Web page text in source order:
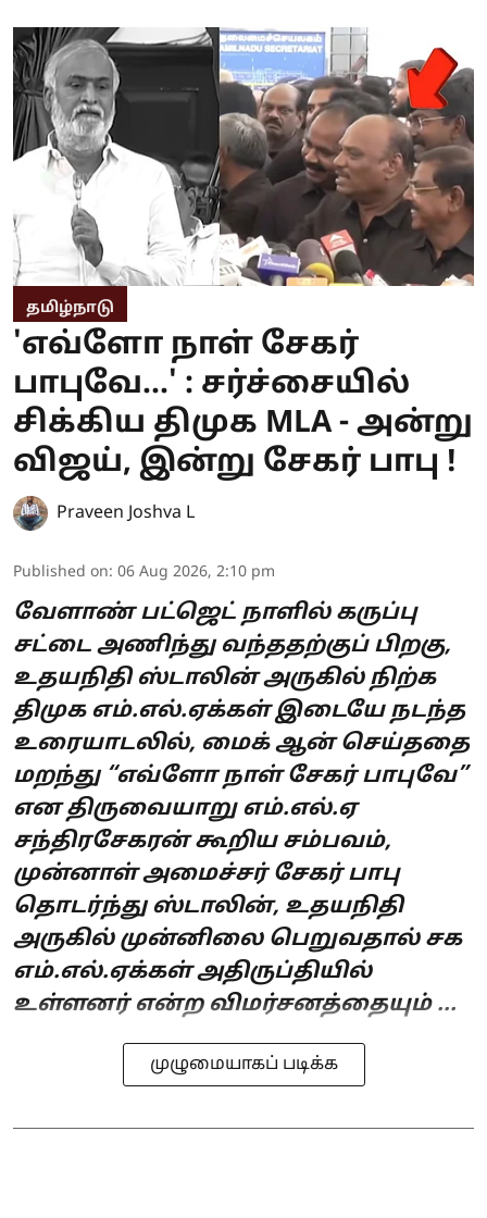
தமிழ்நாடு
'எவ்ளோ நாள் சேகர்
பாபுவே...' : சர்ச்சையில்
சிக்கிய திமுக MLA - அன்று
விஜய், இன்று சேகர் பாபு !
Praveen Joshva L
Published on: 06 Aug 2026, 2:10 pm
வேளாண் பட்ஜெட் நாளில் கருப்பு
சட்டை அணிந்து வந்ததற்குப் பிறகு,
உதயநிதி ஸ்டாலின் அருகில் நிற்க
திமுக எம்.எல்.ஏக்கள் இடையே நடந்த
உரையாடலில், மைக் ஆன் செய்ததை
மறந்து “எவ்ளோ நாள் சேகர் பாபுவே”
என திருவையாறு எம்.எல்.ஏ
சந்திரசேகரன் கூறிய சம்பவம்,
முன்னாள் அமைச்சர் சேகர் பாபு
தொடர்ந்து ஸ்டாலின், உதயநிதி
அருகில் முன்னிலை பெறுவதால் சக
எம்.எல்.ஏக்கள் அதிருப்தியில்
உள்ளனர் என்ற விமர்சனத்தையும் ...
முழுமையாகப் படிக்க